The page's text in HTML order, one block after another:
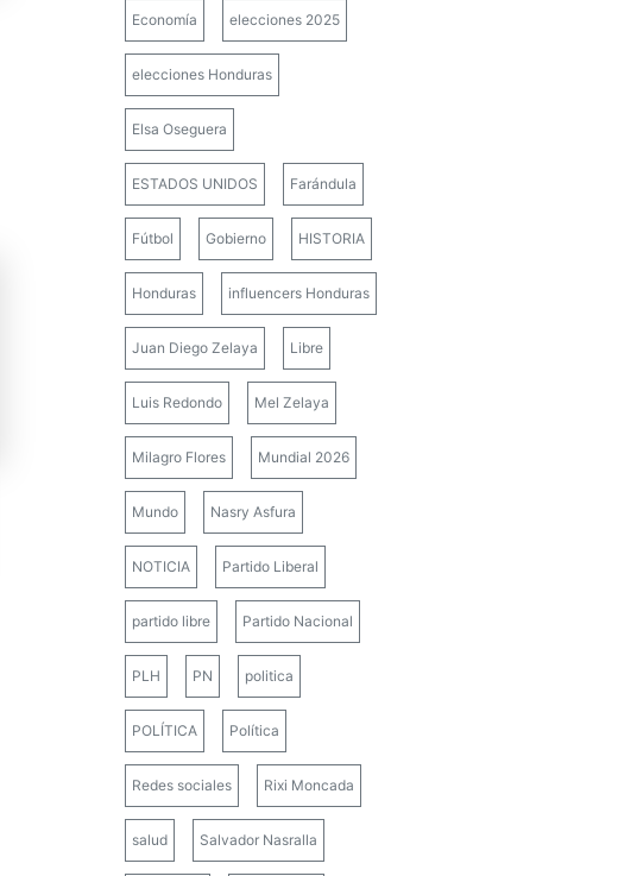
Economía elecciones 2025
elecciones Honduras
Elsa Oseguera
ESTADOS UNIDOS Farándula
Fútbol Gobierno HISTORIA
Honduras influencers Honduras
Juan Diego Zelaya Libre
Luis Redondo Mel Zelaya
Milagro Flores Mundial 2026
Mundo Nasry Asfura
NOTICIA Partido Liberal
partido libre Partido Nacional
PLH PN politica
POLÍTICA Política
Redes sociales Rixi Moncada
salud Salvador Nasralla